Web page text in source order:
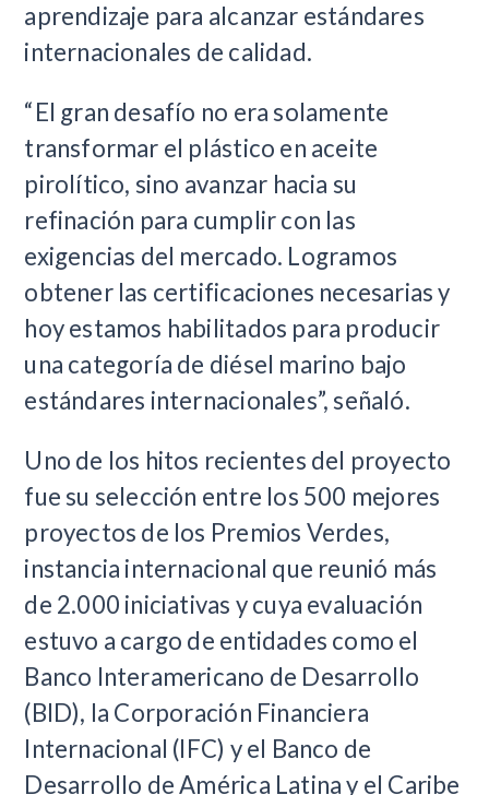
aprendizaje para alcanzar estándares
internacionales de calidad.
“El gran desafío no era solamente
transformar el plástico en aceite
pirolítico, sino avanzar hacia su
refinación para cumplir con las
exigencias del mercado. Logramos
obtener las certificaciones necesarias y
hoy estamos habilitados para producir
una categoría de diésel marino bajo
estándares internacionales”, señaló.
Uno de los hitos recientes del proyecto
fue su selección entre los 500 mejores
proyectos de los Premios Verdes,
instancia internacional que reunió más
de 2.000 iniciativas y cuya evaluación
estuvo a cargo de entidades como el
Banco Interamericano de Desarrollo
(BID), la Corporación Financiera
Internacional (IFC) y el Banco de
Desarrollo de América Latina y el Caribe